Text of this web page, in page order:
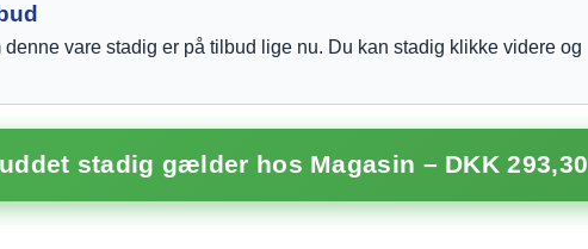
vare stadig er på tilbud lige nu. Du kan stadig klikke videre og
stadig gælder hos Magasin – DKK 293,30